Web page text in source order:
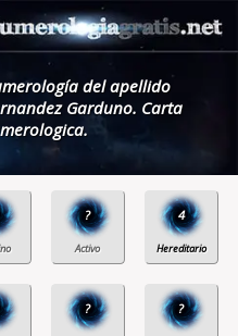
del apellido
Garduno. Carta
? 4
? ?